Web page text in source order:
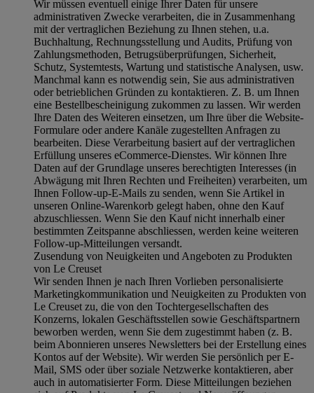
Wir müssen eventuell einige Ihrer Daten für unsere
administrativen Zwecke verarbeiten, die in Zusammenhang
mit der vertraglichen Beziehung zu Ihnen stehen, u.a.
Buchhaltung, Rechnungsstellung und Audits, Prüfung von
Zahlungsmethoden, Betrugsüberprüfungen, Sicherheit,
Schutz, Systemtests, Wartung und statistische Analysen, usw.
Manchmal kann es notwendig sein, Sie aus administrativen
oder betrieblichen Gründen zu kontaktieren. Z. B. um Ihnen
eine Bestellbescheinigung zukommen zu lassen. Wir werden
Ihre Daten des Weiteren einsetzen, um Ihre über die Website-
Formulare oder andere Kanäle zugestellten Anfragen zu
bearbeiten. Diese Verarbeitung basiert auf der vertraglichen
Erfüllung unseres eCommerce-Dienstes. Wir können Ihre
Daten auf der Grundlage unseres berechtigten Interesses (in
Abwägung mit Ihren Rechten und Freiheiten) verarbeiten, um
Ihnen Follow-up-E-Mails zu senden, wenn Sie Artikel in
unseren Online-Warenkorb gelegt haben, ohne den Kauf
abzuschliessen. Wenn Sie den Kauf nicht innerhalb einer
bestimmten Zeitspanne abschliessen, werden keine weiteren
Follow-up-Mitteilungen versandt.
Zusendung von Neuigkeiten und Angeboten zu Produkten
von Le Creuset
Wir senden Ihnen je nach Ihren Vorlieben personalisierte
Marketingkommunikation und Neuigkeiten zu Produkten von
Le Creuset zu, die von den Tochtergesellschaften des
Konzerns, lokalen Geschäftsstellen sowie Geschäftspartnern
beworben werden, wenn Sie dem zugestimmt haben (z. B.
beim Abonnieren unseres Newsletters bei der Erstellung eines
Kontos auf der Website). Wir werden Sie persönlich per E-
Mail, SMS oder über soziale Netzwerke kontaktieren, aber
auch in automatisierter Form. Diese Mitteilungen beziehen